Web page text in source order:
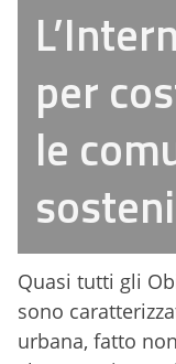
per
le
Quasi tutti gli
sono
urbana, fatto